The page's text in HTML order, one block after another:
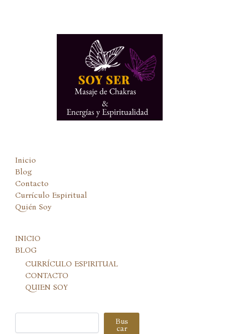
Inicio
Blog
Contacto
Currículo Espiritual
Quién Soy
INICIO
BLOG
CURRÍCULO ESPIRITUAL
CONTACTO
QUIEN SOY
Buscar Bus
car